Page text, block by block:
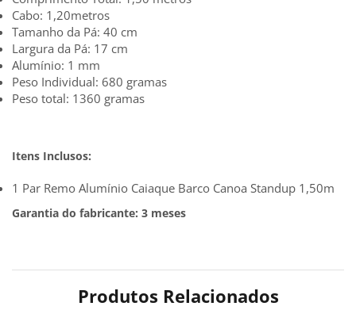
Cabo: 1,20metros
Tamanho da Pá: 40 cm
Largura da Pá: 17 cm
Alumínio: 1 mm
Peso Individual: 680 gramas
Peso total: 1360 gramas
Itens Inclusos:
1 Par Remo Alumínio Caiaque Barco Canoa Standup 1,50m
Garantia do fabricante: 3 meses
Produtos Relacionados